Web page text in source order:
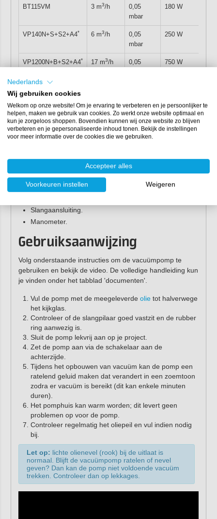
BT115VM 3 m3/h
0,05
mbar
180 W
VP140N+S+S2+A4* 6 m3/h
0,05
mbar
250 W
VP1200N+B+S2+A4* 17 m3/h
0,05
750 W
*Uitleg extra functies
S- klein uitlaatfilter (Small)
B- groot uitlaatfilter (Big)
S2- vacuümmeter
Leveringsomvang
Vacuümpomp.
Slangaansluiting.
Manometer.
Gebruiksaanwijzing
Volg onderstaande instructies om de vacuümpomp te
gebruiken en bekijk de video. De volledige handleiding kun
je vinden onder het tabblad 'documenten'.
Vul de pomp met de meegeleverde olietot halverwege
het kijkglas.
Controleer of de slangpilaar goed vastzit en de rubber
ring aanwezig is.
Sluit de pomp lekvrij aan op je project.
Zet de pomp aan via de schakelaar aan de
achterzijde.
Tijdens het opbouwen van vacuüm kan de pomp een
ratelend geluid maken dat verandert in een zoemtoon
zodra er vacuüm is bereikt (dit kan enkele minuten
duren).
Het pomphuis kan warm worden; dit levert geen
problemen op voor de pomp.
Controleer regelmatig het oliepeil en vul indien nodig
bij.
Let op: lichte olienevel (rook) bij de uitlaat is
normaal. Blijft de vacuümpomp ratelen of nevel
geven? Dan kan de pomp niet voldoende vacuüm
trekken. Controleer dan op lekkages.
Nederlands
Wij gebruiken cookies
Welkom op onze website! Om je ervaring te verbeteren en je persoonlijker te
helpen, maken we gebruik van cookies. Zo werkt onze website optimaal en
kun je zorgeloos shoppen. Bovendien kunnen wij onze website zo blijven
verbeteren en je gepersonaliseerde inhoud tonen. Bekijk de instellingen
voor meer informatie over de cookies die we gebruiken.
Accepteer alles
Voorkeuren instellen Weigeren